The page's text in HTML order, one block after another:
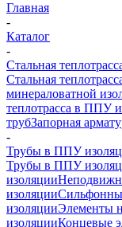
Главная
-
Каталог
-
Стальная
Стальная
минераловатной
теплотрасса в ППУ
трубЗапорная
-
Трубы в ППУ
Трубы в ППУ
изоляции
изоляции
изоляцииЭлементы
изоляцииКонцевые